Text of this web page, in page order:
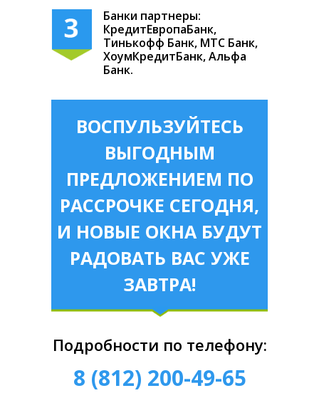
Банки партнеры:
КредитЕвропаБанк,
Тинькофф Банк, МТС Банк,
ХоумКредитБанк, Альфа
Банк.
Подробности по телефону:
8 (812) 200-49-65
ВОСПУЛЬЗУЙТЕСЬ
ВЫГОДНЫМ
ПРЕДЛОЖЕНИЕМ ПО
РАССРОЧКЕ СЕГОДНЯ,
И НОВЫЕ ОКНА БУДУТ
РАДОВАТЬ ВАС УЖЕ
ЗАВТРА!